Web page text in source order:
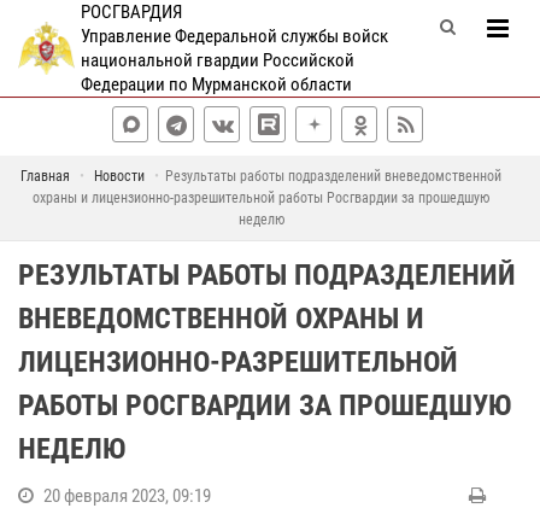
РОСГВАРДИЯ
Управление Федеральной службы войск
национальной гвардии Российской
Федерации по Мурманской области
Главная Новости
Результаты работы подразделений вневедомственной
охраны и лицензионно-разрешительной работы Росгвардии за прошедшую
неделю
РЕЗУЛЬТАТЫ РАБОТЫ ПОДРАЗДЕЛЕНИЙ
ВНЕВЕДОМСТВЕННОЙ ОХРАНЫ И
ЛИЦЕНЗИОННО-РАЗРЕШИТЕЛЬНОЙ
РАБОТЫ РОСГВАРДИИ ЗА ПРОШЕДШУЮ
НЕДЕЛЮ
20 февраля 2023, 09:19